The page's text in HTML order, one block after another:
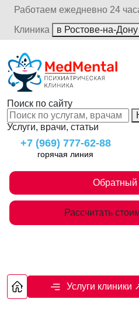
Работаем ежедневно 24
Клиника
в Ростове-на-Дону
Поиск по сайту
Услуги, врачи, статьи
+7 (969) 777-62-88
горячая линия
Обратный
Рассчитать
Услуги клиники